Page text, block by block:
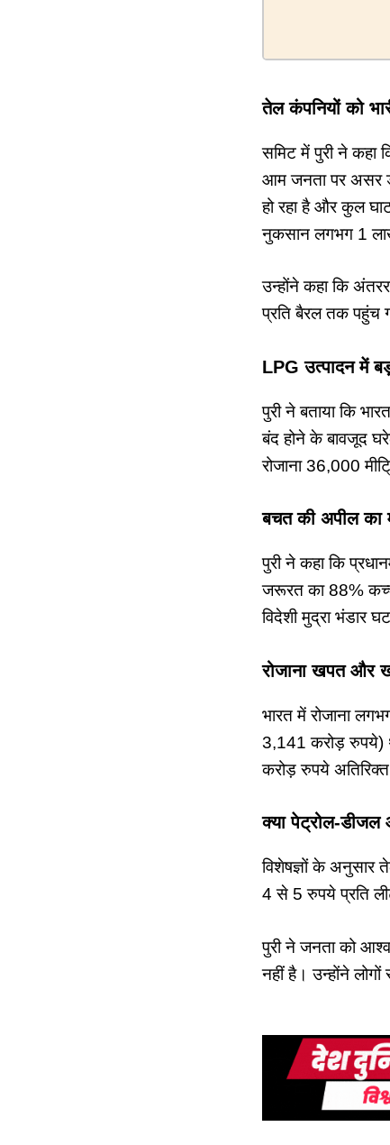
तेल कंपनियों को
समिट में पुरी ने कहा
आम जनता पर असर
हो रहा है और कुल
नुकसान लगभग 1
उन्होंने कहा कि
प्रति बैरल तक पहुंच
LPG उत्पादन में
पुरी ने बताया कि
बंद होने के बावजूद
रोजाना 36,000
बचत की अपील का
पुरी ने कहा कि
जरूरत का 88%
विदेशी मुद्रा भंडार
रोजाना खपत और
भारत में रोजाना
3,141 करोड़ रुपये)
करोड़ रुपये अतिरिक्त
क्या पेट्रोल-
विशेषज्ञों के
4 से 5 रुपये प्रति
पुरी ने जनता को
नहीं है। उन्होंने